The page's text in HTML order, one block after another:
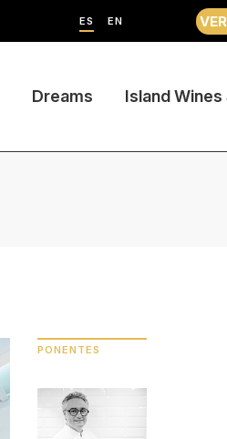
ES EN
Dreams Island Wines
PONENTES